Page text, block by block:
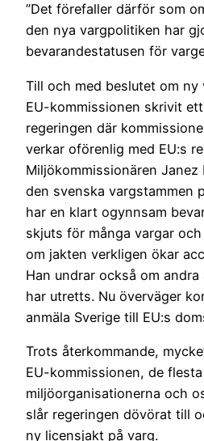
”Det förefaller därför som
den nya vargpolitiken har
bevarandestatusen för
Till och med beslutet om ny
EU-kommissionen skrivit
regeringen där
verkar oförenlig med EU:s
Miljökommissionären
den svenska vargstammen
har en klart ogynnsam
skjuts för många vargar
om jakten verkligen ökar
Han undrar också om
har utretts. Nu överväger
anmäla Sverige till EU:s
Trots återkommande,
EU-kommissionen, de flesta
miljöorganisationerna och
slår regeringen dövörat till
ny licensjakt på varg.